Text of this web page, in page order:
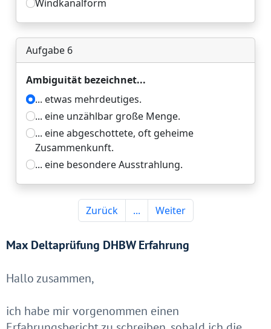
Max Deltaprüfung DHBW Erfahrung
Hallo zusammen,
ich habe mir vorgenommen einen